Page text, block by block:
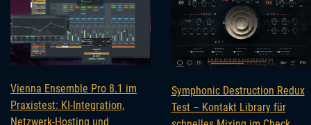
Vienna Ensemble Pro 8.1 im
Praxistest: KI-Integration,
Netzwerk-Hosting und
Symphonic Destruction Redux
Test – Kontakt Library für